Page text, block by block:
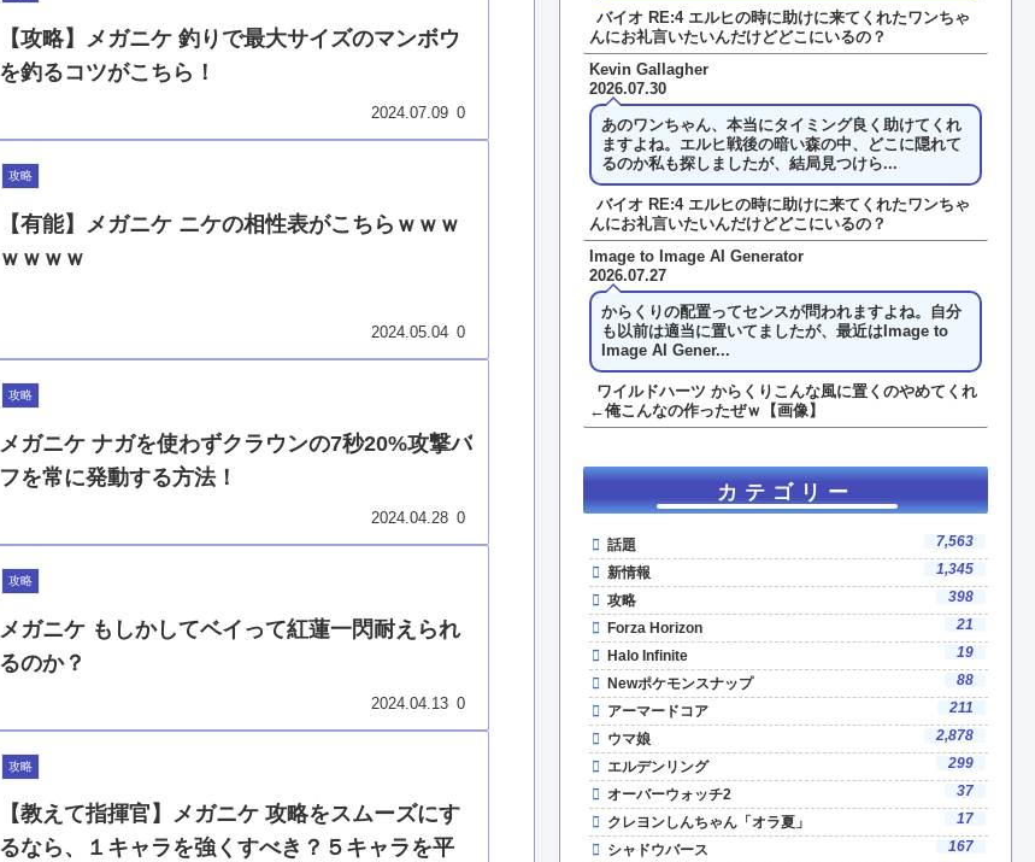
【攻略】メガニケ 釣りで最大サイズのマンボウ
を釣るコツがこちら！
2024.07.09 0
攻略
【有能】メガニケ ニケの相性表がこちらｗｗｗ
ｗｗｗｗ
2024.05.04 0
攻略
メガニケ ナガを使わずクラウンの7秒20%攻撃バ
フを常に発動する方法！
2024.04.28 0
攻略
メガニケ もしかしてベイって紅蓮一閃耐えられ
るのか？
2024.04.13 0
攻略
【教えて指揮官】メガニケ 攻略をスムーズにす
るなら、１キャラを強くすべき？５キャラを平
バイオ RE:4 エルヒの時に助けに来てくれたワンちゃ
んにお礼言いたいんだけどどこにいるの？
Kevin Gallagher
2026.07.30
あのワンちゃん、本当にタイミング良く助けてくれ
ますよね。エルヒ戦後の暗い森の中、どこに隠れて
るのか私も探しましたが、結局見つけら...
バイオ RE:4 エルヒの時に助けに来てくれたワンちゃ
んにお礼言いたいんだけどどこにいるの？
Image to Image AI Generator
2026.07.27
からくりの配置ってセンスが問われますよね。自分
も以前は適当に置いてましたが、最近はImage to
Image AI Gener...
ワイルドハーツ からくりこんな風に置くのやめてくれ
←俺こんなの作ったぜｗ【画像】
カテゴリー
話題
7,563
新情報
1,345
攻略
398
Forza Horizon
21
Halo Infinite
19
Newポケモンスナップ
88
アーマードコア
211
ウマ娘
2,878
エルデンリング
299
オーバーウォッチ2
37
クレヨンしんちゃん「オラ夏」
17
シャドウバース
167